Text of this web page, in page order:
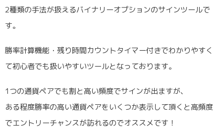
2種類の手法が扱えるバイナリーオプションのサインツールで
す。
勝率計算機能・残り時間カウントタイマー付きでわかりやすく
て初心者でも扱いやすいツールとなっております。
1つの通貨ペアでも割と高い頻度でサインが出ますが、
ある程度勝率の高い通貨ペアをいくつか表示して頂くと高頻度
でエントリーチャンスが訪れるのでオススメです！